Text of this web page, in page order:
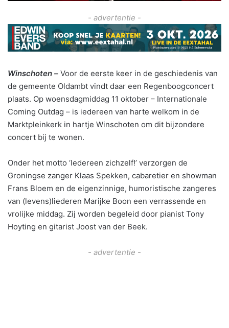
- advertentie -
Winschoten – Voor de eerste keer in de geschiedenis van
de gemeente Oldambt vindt daar een Regenboogconcert
plaats. Op woensdagmiddag 11 oktober – Internationale
Coming Outdag – is iedereen van harte welkom in de
Marktpleinkerk in hartje Winschoten om dit bijzondere
concert bij te wonen.
Onder het motto ‘Iedereen zichzelf!’ verzorgen de
Groningse zanger Klaas Spekken, cabaretier en showman
Frans Bloem en de eigenzinnige, humoristische zangeres
van (levens)liederen Marijke Boon een verrassende en
vrolijke middag. Zij worden begeleid door pianist Tony
Hoyting en gitarist Joost van der Beek.
- advertentie -